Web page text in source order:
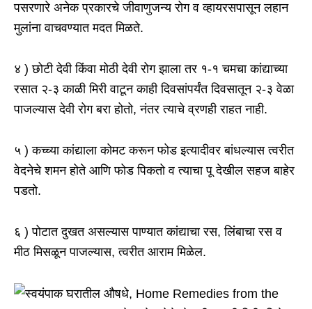
पसरणारे अनेक प्रकारचे जीवाणुजन्य रोग व व्हायरसपासून लहान
मुलांना वाचवण्यात मदत मिळते.
४ ) छोटी देवी किंवा मोठी देवी रोग झाला तर १-१ चमचा कांद्याच्या
रसात २-३ काळी मिरी वाटून काही दिवसांपर्यंत दिवसातून २-३ वेळा
पाजल्यास देवी रोग बरा होतो, नंतर त्याचे व्रणही राहत नाही.
५ ) कच्च्या कांद्याला कोमट करून फोड इत्यादीवर बांधल्यास त्वरीत
वेदनेचे शमन होते आणि फोड पिकतो व त्याचा पू देखील सहज बाहेर
पडतो.
६ ) पोटात दुखत असल्यास पाण्यात कांद्याचा रस, लिंबाचा रस व
मीठ मिसळून पाजल्यास, त्वरीत आराम मिळेल.